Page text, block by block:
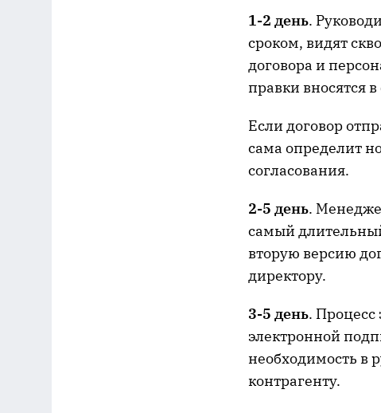
1-2 день.
сроком, видят
договора и
правки вносятся
Если договор
сама определит
согласования.
2-5 день.
самый
вторую версию
директору.
3-5 день. Процесс
электронной
необходимость в
контрагенту.